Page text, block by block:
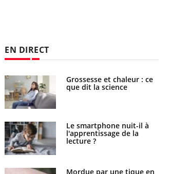
EN DIRECT
Grossesse et chaleur : ce
que dit la science
Le smartphone nuit-il à
l'apprentissage de la
lecture ?
Mordue par une tique en